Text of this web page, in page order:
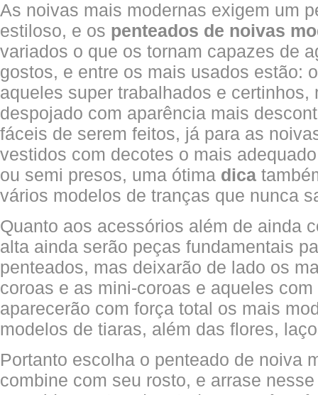
As noivas mais modernas exigem um
estiloso, e os penteados de noivas
variados o que os tornam capazes de
gostos, e entre os mais usados estão:
aqueles super trabalhados e certinhos,
despojado com aparência mais
fáceis de serem feitos, já para as
vestidos com decotes o mais
ou semi presos, uma ótima dica
vários modelos de tranças que nunca
Quanto aos acessórios além de ainda
alta ainda serão peças fundamentais
penteados, mas deixarão de lado os
coroas e as mini-coroas e aqueles
aparecerão com força total os mais
modelos de tiaras, além das flores,
Portanto escolha o penteado de noiva
combine com seu rosto, e arrase